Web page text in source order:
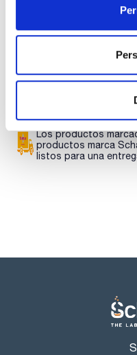
Regístrate para
SDS/ Hoja de seguridad
Regístrate para
Los productos
productos marca
listos para una